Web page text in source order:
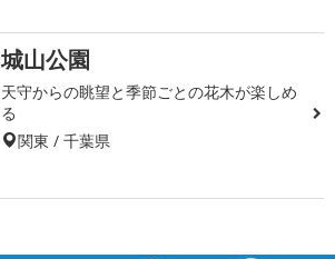
城山公園
天守からの眺望と季節ごとの花木が楽しめ
る
関東 / 千葉県